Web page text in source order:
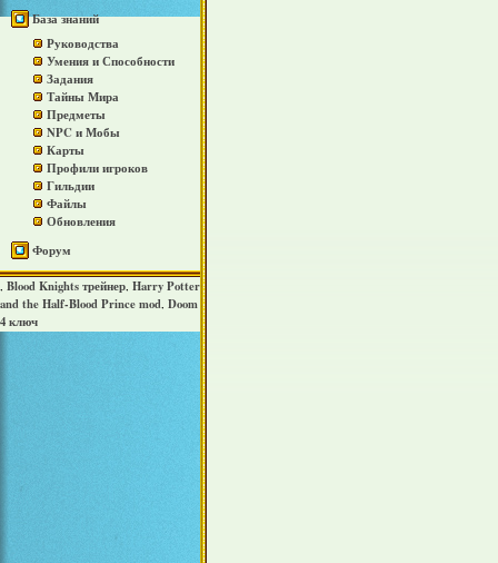
База знаний
Руководства
Умения и Способности
Задания
Тайны Мира
Предметы
NPC и Мобы
Карты
Профили игроков
Гильдии
Файлы
Обновления
Форум
, Blood Knights трейнер, Harry Potter
and the Half-Blood Prince mod, Doom
4 ключ